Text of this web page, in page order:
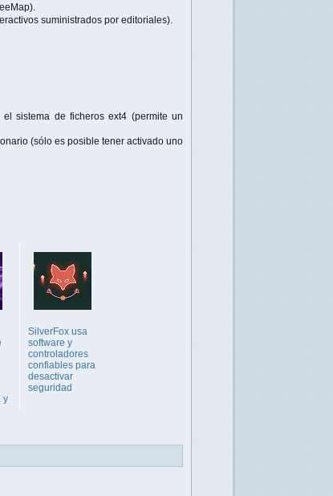
suministrados por editoriales).
sistema de ficheros ext4 (permite un
(sólo es posible tener activado uno
y
SilverFox usa
software y
controladores
confiables para
desactivar
seguridad